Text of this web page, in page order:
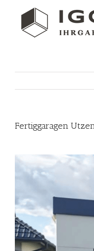
content
Fertiggaragen